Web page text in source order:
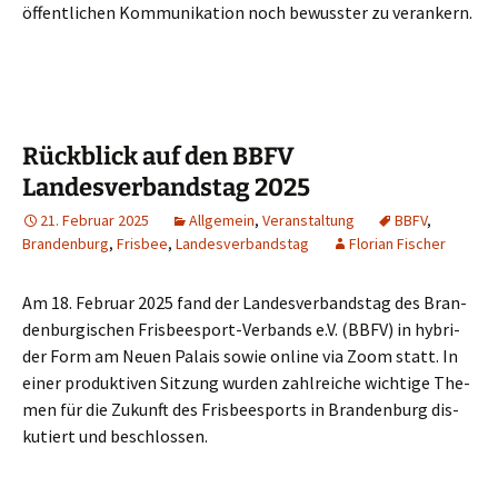
öffent­li­chen Kom­mu­ni­ka­ti­on noch bewuss­ter zu verankern.
Rückblick auf den BBFV
Landesverbandstag 2025
21. Februar 2025 Allgemein, Veranstaltung BBFV,
Brandenburg, Frisbee, Landesverbandstag Florian Fischer
Am 18. Febru­ar 2025 fand der Lan­des­ver­bands­tag des Bran­
den­bur­gi­schen Fris­bee­s­port-Ver­bands e.V. (BBFV) in hybri­
der Form am Neu­en Palais sowie online via Zoom statt. In
einer pro­duk­ti­ven Sit­zung wur­den zahl­rei­che wich­ti­ge The­
men für die Zukunft des Fris­bee­s­ports in Bran­den­burg dis­
ku­tiert und beschlossen.